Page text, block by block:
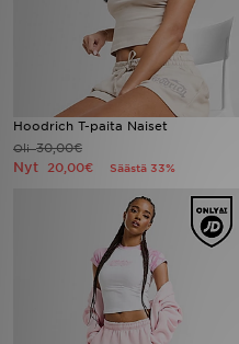
Hoodrich T-paita Naiset
Oli30,00€
Nyt 20,00€ Säästä 33%
Minun viestini
Asiakaspalvelu ja tietoa